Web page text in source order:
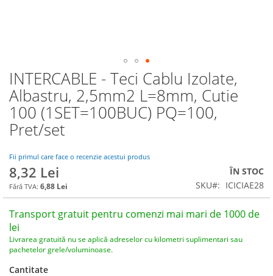
INTERCABLE - Teci Cablu Izolate,
Albastru, 2,5mm2 L=8mm, Cutie
100 (1SET=100BUC) PQ=100,
Pret/set
Fii primul care face o recenzie acestui produs
8,32 Lei
6,88 Lei
ÎN STOC
SKU
ICICIAE28
Transport gratuit pentru comenzi mai mari de 1000 de
lei
Livrarea gratuită nu se aplică adreselor cu kilometri suplimentari sau
pachetelor grele/voluminoase.
Cantitate
Skip
to
the
beginning
of
the
gallery